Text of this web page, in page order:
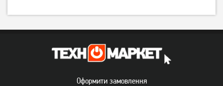
Оформити замовлення